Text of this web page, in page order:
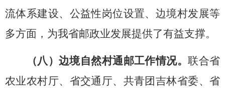
流体系建设、公益性岗位设置、边境村发展等
多方面，为我省邮政业发展提供了有益支撑。
（八）边境自然村通邮工作情况。联合省
农业农村厅、省交通厅、共青团吉林省委、省